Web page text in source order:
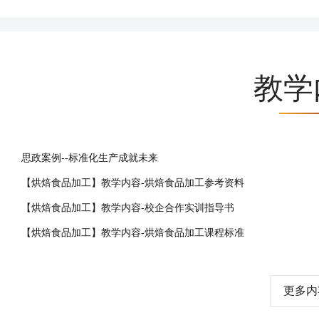
教
思政案例--标准化生产成就未来
【烘焙食品加工】教学内容-烘焙食品加工参考资料
【烘焙食品加工】教学内容-校企合作实训指导书
【烘焙食品加工】教学内容-烘焙食品加工课程标准
更多